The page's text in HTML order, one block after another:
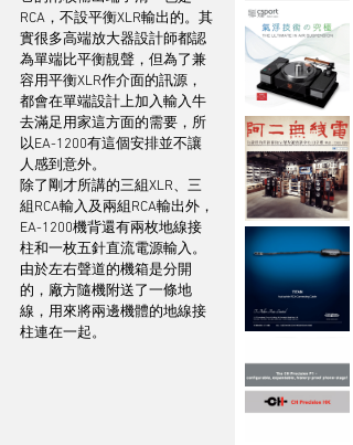
RCA，不設平衡XLR輸出的。其
實很多高端放大器設計師都認
為單端比平衡靚聲，但為了兼
容用平衡XLR作介面的訊源，
都會在單端設計上加入輸入牛
去滿足用家這方面的需要，所
以EA-1200有這個安排並不讓
人感到意外。
除了剛才所講的三組XLR、三
組RCA輸入及兩組RCA輸出外，
EA-1200機背還有兩枚地線接
柱和一枚五針直流電源輸入。
由於左右聲道的機箱是分開
的，廠方隨機附送了一條地
線，用來將兩邊機體的地線接
柱連在一起。